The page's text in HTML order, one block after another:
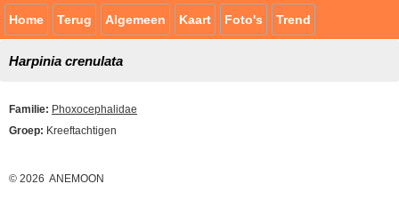
Home Terug Algemeen Kaart Foto's Trend
Harpinia crenulata
Familie: Phoxocephalidae
Groep: Kreeftachtigen
© 2026 ANEMOON